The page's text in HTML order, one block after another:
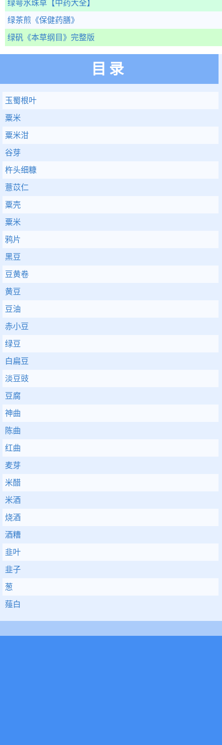
绿萼水珠草 【中药大全】
绿茶煎 《保健药膳》
绿矾 《本草纲目》完整版
目录
玉蜀根叶
粟米
粟米泔
谷芽
杵头细糠
薏苡仁
粟壳
粟米
鸦片
黑豆
豆黄卷
黄豆
豆油
赤小豆
绿豆
白扁豆
淡豆豉
豆腐
神曲
陈曲
红曲
麦芽
米醋
米酒
烧酒
酒糟
韭叶
韭子
葱
薤白